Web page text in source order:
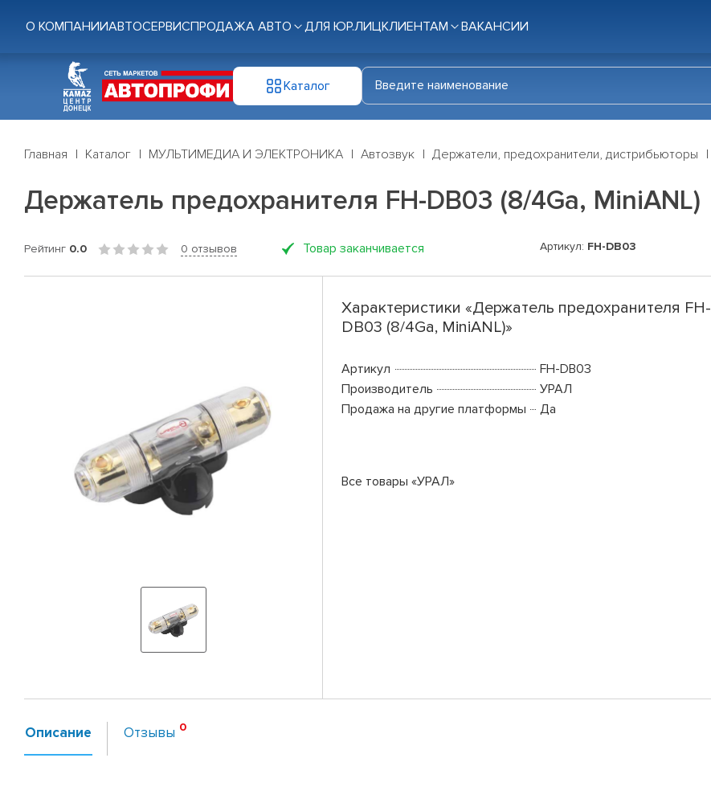
О КОМПАНИИАВТОСЕРВИСПРОДАЖА АВТО ДЛЯ ЮР.ЛИЦКЛИЕНТАМ ВАКАНСИИ
Каталог
Главная Каталог МУЛЬТИМЕДИА И ЭЛЕКТРОНИКА Автозвук Держатели, предохранители, дистрибьюторы
Держатель предохранителя FH-DB03 (8/4Ga, MiniANL)
Рейтинг 0.0 0 отзывов Товар заканчивается Артикул: FH-DB03
Характеристики «Держатель предохранителя FH-
DB03 (8/4Ga, MiniANL)»
Артикул
FH-DB03
Производитель
УРАЛ
Продажа на другие платформы
Да
Все товары «УРАЛ»
Описание Отзывы